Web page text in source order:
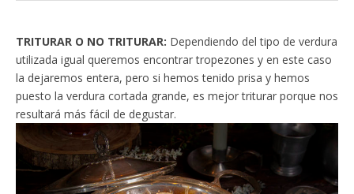
TRITURAR O NO TRITURAR: Dependiendo del tipo de verdura
utilizada igual queremos encontrar tropezones y en este caso
la dejaremos entera, pero si hemos tenido prisa y hemos
puesto la verdura cortada grande, es mejor triturar porque nos
resultará más fácil de degustar.